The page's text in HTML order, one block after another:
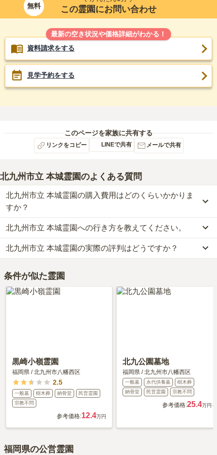
無料 この霊園にお問い合わせ
最新の空き状況や価格詳細がわかる！
資料請求をする
見学予約をする
このページを家族に共有する
リンクをコピー LINEで共有 メールで共有
北九州市立 本城霊園のよくある質問
北九州市立 本城霊園の購入費用はどのくらいかかりま
すか？
北九州市立 本城霊園では、一般墓が約11.5万円(墓石代別)からお求
めいただけます。
なお、北九州市立 本城霊園がある福岡県の相場は、一般墓が約38
万円（墓石代別途）です。
お墓は、価格が高いものがよい、安いものが悪い、という訳ではあ
りません。大切なのは、ご家族が心から納得し、安心してお参りで
きる場所を選ぶことです。
北九州市立 本城霊園への行き方を教えてください。
公共交通機関の場合、JR筑豊本線「本城駅」から徒歩約18分・
「折尾駅前」から市営バス本城陸上競技場方面行きに乗車「力丸町
バス停」下車徒歩約5分です。
車の場合、若戸大橋「若戸大橋口出入口」から車で約25分です。
詳しいルートや地図は、本ページの「地図・交通アクセス」欄をご
北九州市立 本城霊園の実際の評判はどうですか？
口コミはあくまで一つの目安です。資料請求や現地見学を通して、
ご自身の目で雰囲気を確認してみることをおすすめします。
条件が似た霊園
黒崎小嶺霊園
福岡県 /北九州市八幡西区
2.5
一般墓 樹木葬 納骨堂
民営霊園
宗教不問
参考価格:12.4万円
北九公園墓地
福岡県 /北九州市八幡西区
一般墓 永代供養墓
樹木葬
納骨堂
民営霊園 宗教不問
参考価格:25.4万円～
福岡県の公営霊園